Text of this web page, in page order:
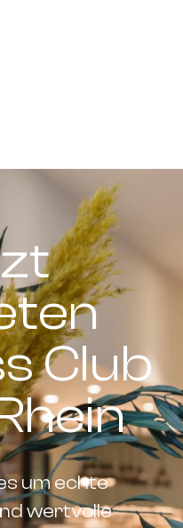
Club
um echte
wertvolle